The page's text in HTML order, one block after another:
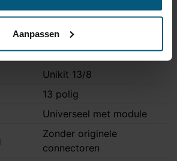
Aanpassen
Unikit 13/8
13 polig
Universeel met module
Zonder originele
connectoren